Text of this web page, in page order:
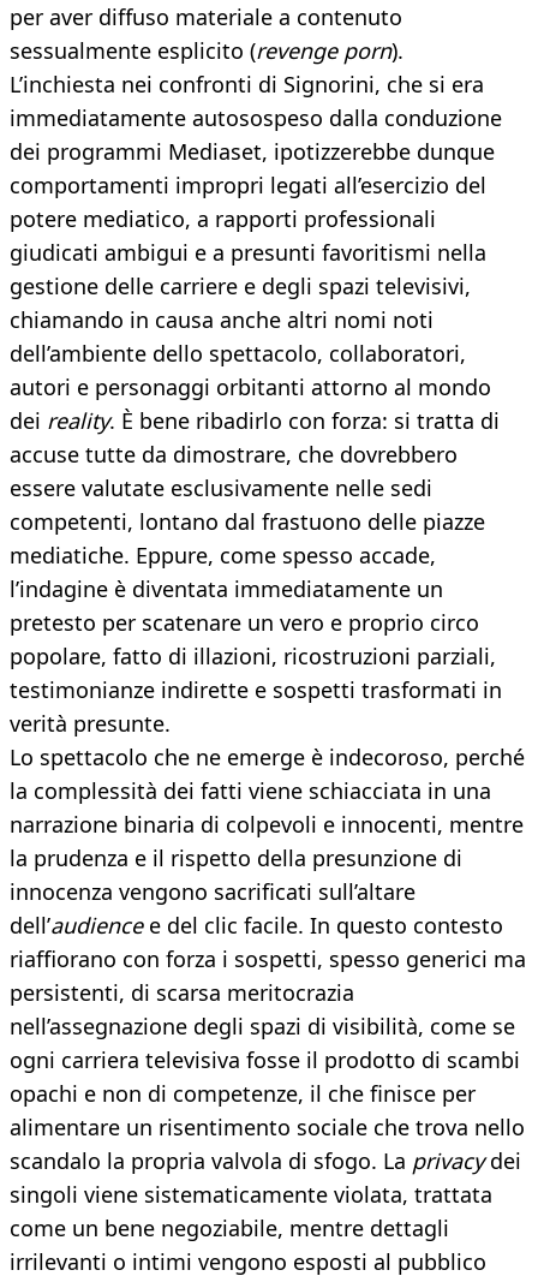
per aver diffuso materiale a contenuto
sessualmente esplicito (revenge porn).
L’inchiesta nei confronti di Signorini, che si era
immediatamente autosospeso dalla conduzione
dei programmi Mediaset, ipotizzerebbe dunque
comportamenti impropri legati all’esercizio del
potere mediatico, a rapporti professionali
giudicati ambigui e a presunti favoritismi nella
gestione delle carriere e degli spazi televisivi,
chiamando in causa anche altri nomi noti
dell’ambiente dello spettacolo, collaboratori,
autori e personaggi orbitanti attorno al mondo
dei reality. È bene ribadirlo con forza: si tratta di
accuse tutte da dimostrare, che dovrebbero
essere valutate esclusivamente nelle sedi
competenti, lontano dal frastuono delle piazze
mediatiche. Eppure, come spesso accade,
l’indagine è diventata immediatamente un
pretesto per scatenare un vero e proprio circo
popolare, fatto di illazioni, ricostruzioni parziali,
testimonianze indirette e sospetti trasformati in
verità presunte.
Lo spettacolo che ne emerge è indecoroso, perché
la complessità dei fatti viene schiacciata in una
narrazione binaria di colpevoli e innocenti, mentre
la prudenza e il rispetto della presunzione di
innocenza vengono sacrificati sull’altare
dell’audience e del clic facile. In questo contesto
riaffiorano con forza i sospetti, spesso generici ma
persistenti, di scarsa meritocrazia
nell’assegnazione degli spazi di visibilità, come se
ogni carriera televisiva fosse il prodotto di scambi
opachi e non di competenze, il che finisce per
alimentare un risentimento sociale che trova nello
scandalo la propria valvola di sfogo. La privacydei
singoli viene sistematicamente violata, trattata
come un bene negoziabile, mentre dettagli
irrilevanti o intimi vengono esposti al pubblico